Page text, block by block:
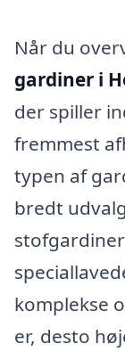
Når du
gardiner i
der spiller
fremmest
typen af
bredt
komplekse
er, desto